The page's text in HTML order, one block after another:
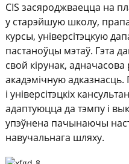
CIS засяроджваецца на
у старэйшую школу,
курсы, універсітэцкую
пастаноўцы мэтаў. Гэта
свой кірунак,
акадэмічную
і універсітэцкіх
адаптуюцца да тэмпу і
упэўнена пачынаючы
навучальнага шляху.